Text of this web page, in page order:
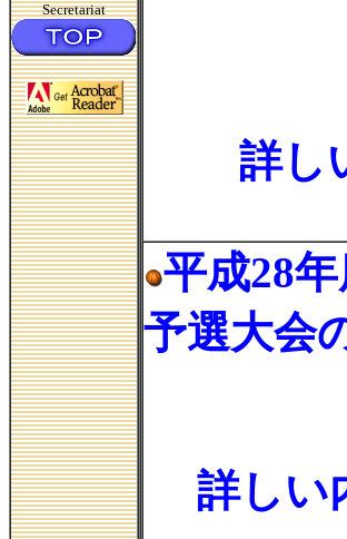
Secretariat
詳し
平成28
予選大会
詳しい